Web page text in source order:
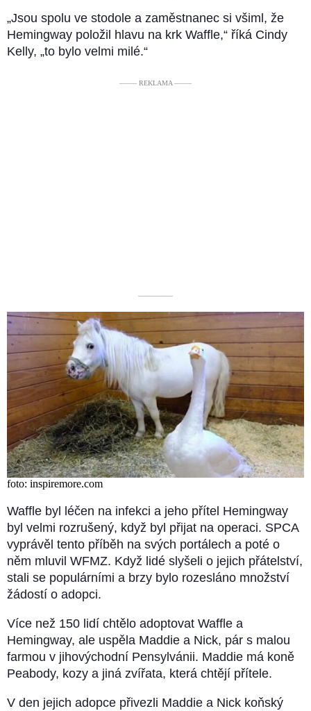
„Jsou spolu ve stodole a zaměstnanec si všiml, že
Hemingway položil hlavu na krk Waffle,“ říká Cindy
Kelly, „to bylo velmi milé.“
––––– REKLAMA –––––
––––––––––
foto: inspiremore.com
Waffle byl léčen na infekci a jeho přítel Hemingway
byl velmi rozrušený, když byl přijat na operaci. SPCA
vyprávěl tento příběh na svých portálech a poté o
něm mluvil WFMZ. Když lidé slyšeli o jejich přátelství,
stali se populárními a brzy bylo rozesláno množství
žádostí o adopci.
Více než 150 lidí chtělo adoptovat Waffle a
Hemingway, ale uspěla Maddie a Nick, pár s malou
farmou v jihovýchodní Pensylvánii. Maddie má koně
Peabody, kozy a jiná zvířata, která chtějí přítele.
V den jejich adopce přivezli Maddie a Nick koňský